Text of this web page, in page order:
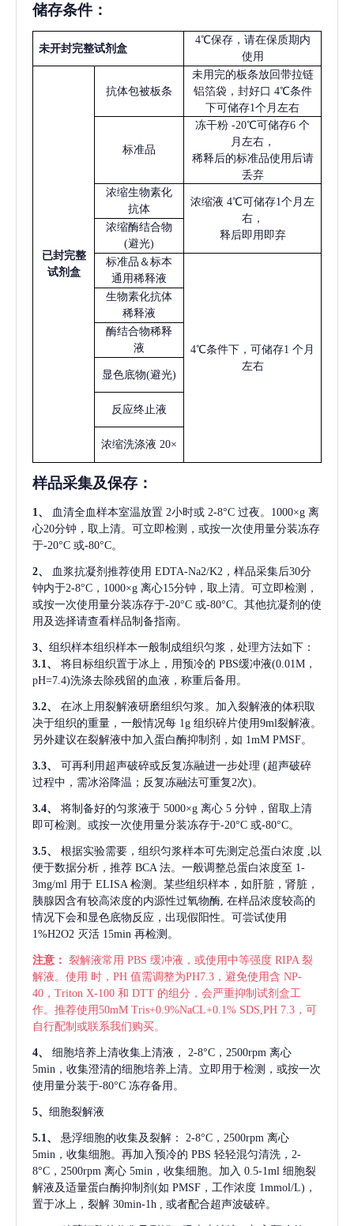
储存条件：
未开封完整试剂盒
4℃保存，请在保质期内
使用
已封完整
试剂盒
抗体包被板条
未用完的板条放回带拉链
铝箔袋，封好口 4℃条件
下可储存1个月左右
标准品
冻干粉 -20℃可储存6 个
月左右，
稀释后的标准品使用后请
丢弃
浓缩生物素化
抗体
浓缩液 4℃可储存1个月左
右，
释后即用即弃
浓缩酶结合物
(避光)
标准品＆标本
通用稀释液
4℃条件下，可储存1 个月
左右
生物素化抗体
稀释液
酶结合物稀释
液
显色底物(避光)
反应终止液
浓缩洗涤液 20×
样品采集及保存 ：
1、 血清全血样本室温放置 2小时或 2-8°C 过夜。1000×g 离
心20分钟，取上清。可立即检测，或按一次使用量分装冻存
于-20°C 或-80°C。
2、 血浆抗凝剂推荐使用 EDTA-Na2/K2，样品采集后30分
钟内于2-8°C，1000×g 离心15分钟，取上清。可立即检测，
或按一次使用量分装冻存于-20°C 或-80°C。其他抗凝剂的使
用及选择请查看样品制备指南。
3、 组织样本组织样本一般制成组织匀浆，处理方法如下：
3.1、
将目标组织置于冰上，用预冷的 PBS缓冲液(0.01M，
pH=7.4)洗涤去除残留的血液，称重后备用。
3.2、
在冰上用裂解液研磨组织匀浆。加入裂解液的体积取
决于组织的重量，一般情况每 1g 组织碎片使用9ml裂解液。
另外建议在裂解液中加入蛋白酶抑制剂，如 1mM PMSF。
3.3、 可再利用超声破碎或反复冻融进一步处理 (超声破碎
过程中，需冰浴降温；反复冻融法可重复2次)。
3.4、 将制备好的匀浆液于 5000×g 离心 5 分钟，留取上清
即可检测。或按一次使用量分装冻存于-20°C 或-80°C。
3.5、 根据实验需要，组织匀浆样本可先测定总蛋白浓度 ,以
便于数据分析，推荐 BCA 法。一般调整总蛋白浓度至 1-
3mg/ml 用于 ELISA 检测。某些组织样本，如肝脏，肾脏，
胰腺因含有较高浓度的内源性过氧物酶, 在样品浓度较高的
情况下会和显色底物反应，出现假阳性。可尝试使用
1%H2O2 灭活 15min 再检测。
注意： 裂解液常用 PBS 缓冲液，或使用中等强度 RIPA 裂
解液。使用 时，PH 值需调整为PH7.3，避免使用含 NP-
40，Triton X-100 和 DTT 的组分，会严重抑制试剂盒工
作。推荐使用50mM Tris+0.9%NaCL+0.1% SDS,PH 7.3，可
自行配制或联系我们购买。
4、 细胞培养上清收集上清液，
2-8°C，2500rpm 离心
5min，收集澄清的细胞培养上清。立即用于检测，或按一次
使用量分装于-80°C 冻存备用。
5、 细胞裂解液
5.1、 悬浮细胞的收集及裂解：
2-8°C，2500rpm 离心
5min，收集细胞。再加入预冷的 PBS 轻轻混匀清洗，2-
8°C，2500rpm 离心 5min，收集细胞。加入 0.5-1ml 细胞裂
解液及适量蛋白酶抑制剂(如 PMSF，工作浓度 1mmol/L)，
置于冰上，裂解 30min-1h , 或者配合超声波破碎。